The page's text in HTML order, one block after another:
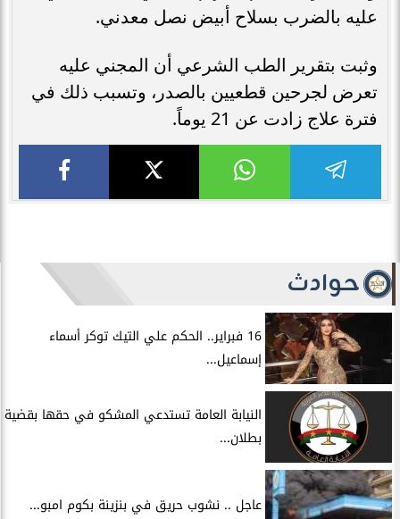
عليه بالضرب بسلاح أبيض نصل معدني.
وثبت بتقرير الطب الشرعي أن المجني عليه
تعرض لجرحين قطعيين بالصدر، وتسبب ذلك في
فترة علاج زادت عن 21 يوماً.
حوادث
16 فبراير.. الحكم علي التيك توكر أسماء
إسماعيل...
النيابة العامة تستدعي المشكو في حقها بقضية
بطلان...
عاجل .. نشوب حريق في بنزينة بكوم امبو...